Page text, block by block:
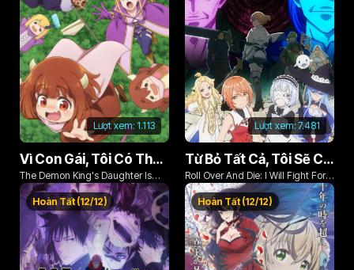
Lượt xem: 1.113
Vì Con Gái, Tôi Có Thể Đánh Bại Cả Ma Vương
The Demon King's Daughter Is
Too Kind!!
Lượt xem:7.481
Từ Bỏ Tất Cả, Tôi Sẽ Chiến Đấu Cho Một Cuộc Sống Bình Thường Với Tình Yêu Của Đời Mình Và Chiếc Thanh Kiếm Bị Nguyền Rủa!
Roll Over And Die: I Will Fight For
An Ordinary Life With My Love And
Cursed Sword!
Hoàn Tất (12/12) Hoàn Tất (12/12)